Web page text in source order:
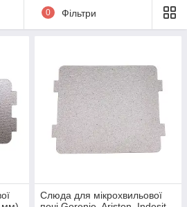
0 Фільтри
Слюда для мікрохвильової